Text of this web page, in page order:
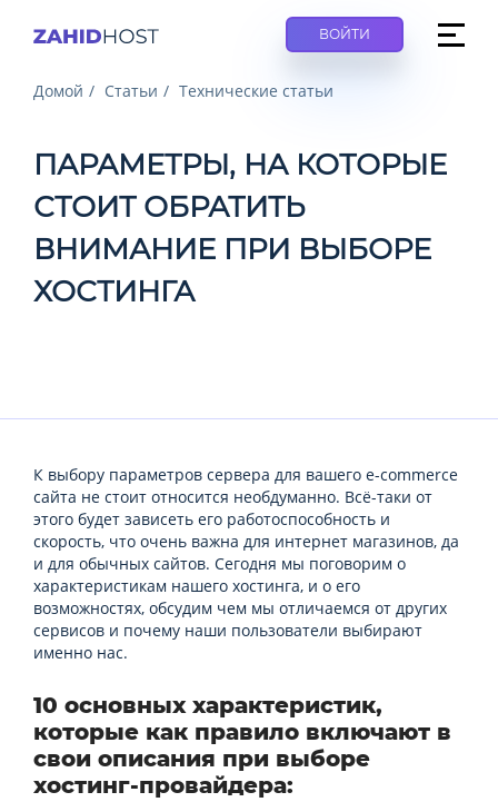
ВОЙТИ
Домой Статьи Технические статьи
ПАРАМЕТРЫ, НА КОТОРЫЕ
СТОИТ ОБРАТИТЬ
ВНИМАНИЕ ПРИ ВЫБОРЕ
ХОСТИНГА
К выбору параметров сервера для вашего e-commerce
сайта не стоит относится необдуманно. Всё-таки от
этого будет зависеть его работоспособность и
скорость, что очень важна для интернет магазинов, да
и для обычных сайтов. Сегодня мы поговорим о
характеристикам нашего хостинга, и о его
возможностях, обсудим чем мы отличаемся от других
сервисов и почему наши пользователи выбирают
именно нас.
10 основных характеристик,
которые как правило включают в
свои описания при выборе
хостинг-провайдера: